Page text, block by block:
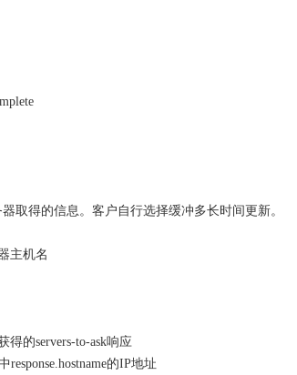
取得的信息。客户自行选择缓冲多长时间更新。
主机名
得的servers-to-ask响应
response.hostname的IP地址